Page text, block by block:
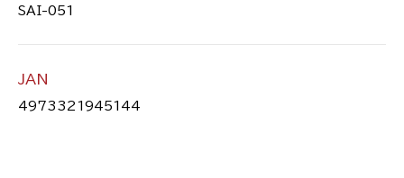
SAI-051
JAN
4973321945144